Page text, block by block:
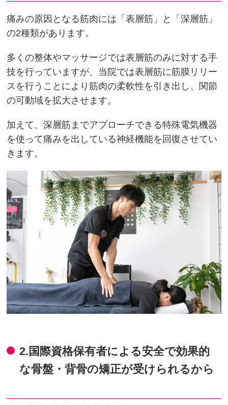
痛みの原因となる筋肉には「表層筋」と「深層筋」
の2種類があります。
多くの整体やマッサージでは表層筋のみに対する手
技を行っていますが、当院では表層筋に筋膜リリー
スを行うことにより筋肉の柔軟性を引き出し、関節
の可動域を拡大させます。
加えて、深層筋までアプローチできる特殊電気機器
を使って痛みを出している神経機能を回復させてい
きます。
2.国際資格保有者による安全で効果的
な骨盤・背骨の矯正が受けられるから